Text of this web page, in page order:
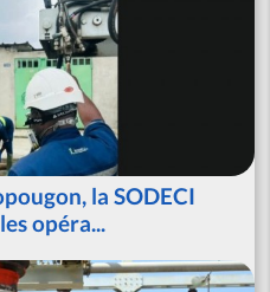
la SODECI
opéra...